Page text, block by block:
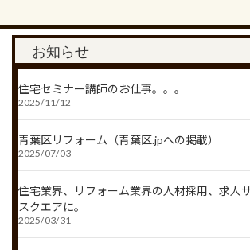
お知らせ
住宅セミナー講師のお仕事。。。
2025/11/12
青葉区リフォーム（青葉区.jpへの掲載）
2025/07/03
住宅業界、リフォーム業界の人材採用、求人
スクエアに。
2025/03/31